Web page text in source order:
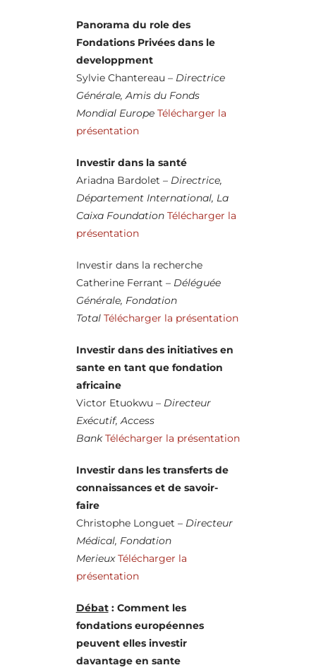
Panorama du role des
Fondations Privées dans le
developpment
Sylvie Chantereau – Directrice
Générale, Amis du Fonds
Mondial Europe Télécharger la
présentation
Investir dans la santé
Ariadna Bardolet – Directrice,
Département International, La
Caixa Foundation Télécharger la
présentation
Investir dans la recherche
Catherine Ferrant – Déléguée
Générale, Fondation
Total Télécharger la présentation
Investir dans des initiatives en
sante en tant que fondation
africaine
Victor Etuokwu –Directeur
Exécutif, Access
BankTélécharger la présentation
Investir dans les transferts de
connaissances et de savoir-
faire
Christophe Longuet – Directeur
Médical, Fondation
MerieuxTélécharger la
présentation
Débat: Comment les
fondations européennes
peuvent elles investir
davantage en sante